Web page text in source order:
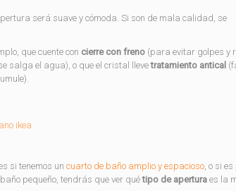
será suave y cómoda. Si son de mala calidad, se
que cuente con cierre con freno (para evitar golpes y
salga el agua), o que el cristal llevetratamiento antical
si tenemos un cuarto de baño amplio y espacioso, o si es
pequeño, tendrás que ver quétipo de apertura es la